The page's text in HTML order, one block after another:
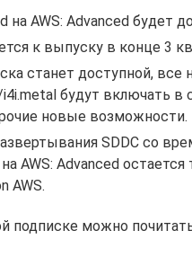
на AWS: Advanced будет
к выпуску в конце 3
станет доступной, все
будут включать
новые возможности.
SDDC со
AWS: Advanced
AWS.
подписке можно